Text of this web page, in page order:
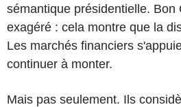
sémantique présidentielle. Bon
exagéré : cela montre que la
Les marchés financiers
continuer à monter.
Mais pas seulement. Ils